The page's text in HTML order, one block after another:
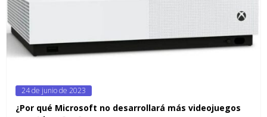
Posted
24 de junio de 2023
¿Por qué Microsoft no desarrollará más videojuegos